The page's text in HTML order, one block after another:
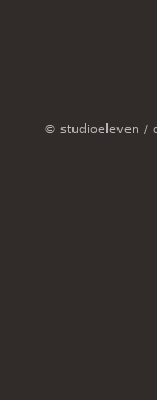
© studioeleven /